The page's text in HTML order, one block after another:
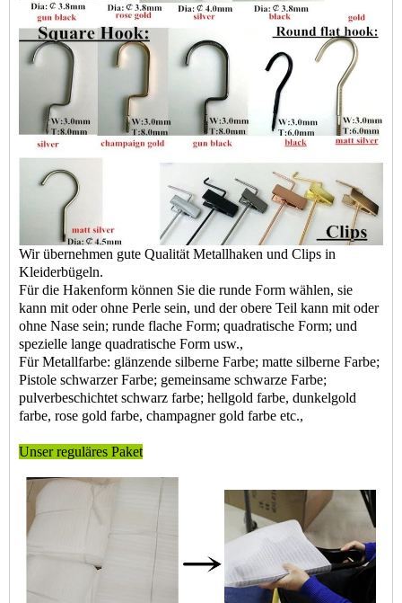
Wir übernehmen gute Qualität Metallhaken und Clips in
Kleiderbügeln.
Für die Hakenform können Sie die runde Form wählen, sie
kann mit oder ohne Perle sein, und der obere Teil kann mit oder
ohne Nase sein; runde flache Form; quadratische Form; und
spezielle lange quadratische Form usw.,
Für Metallfarbe: glänzende silberne Farbe; matte silberne Farbe;
Pistole schwarzer Farbe; gemeinsame schwarze Farbe;
pulverbeschichtet schwarz farbe; hellgold farbe, dunkelgold
farbe, rose gold farbe, champagner gold farbe etc.,
Unser reguläres Paket